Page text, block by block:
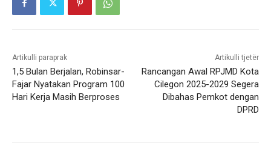
Artikulli paraprak
1,5 Bulan Berjalan, Robinsar-
Fajar Nyatakan Program 100
Hari Kerja Masih Berproses
Artikulli tjetër
Rancangan Awal RPJMD Kota
Cilegon 2025-2029 Segera
Dibahas Pemkot dengan
DPRD